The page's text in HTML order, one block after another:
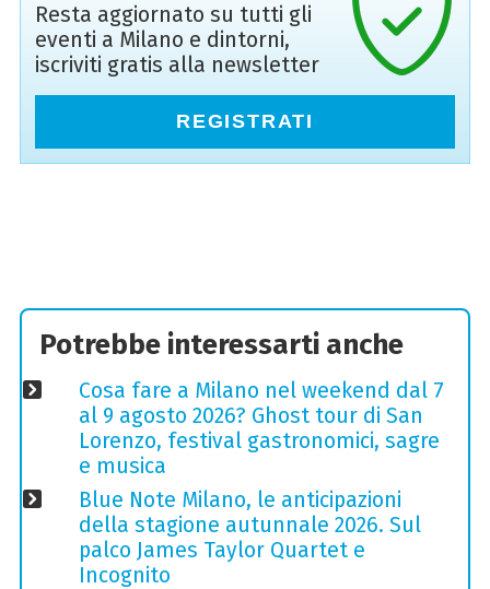
Resta aggiornato su tutti gli
eventi a Milano e dintorni,
iscriviti gratis alla newsletter
REGISTRATI
Potrebbe interessarti anche
Cosa fare a Milano nel weekend dal 7
al 9 agosto 2026? Ghost tour di San
Lorenzo, festival gastronomici, sagre
e musica
Blue Note Milano, le anticipazioni
della stagione autunnale 2026. Sul
palco James Taylor Quartet e
Incognito